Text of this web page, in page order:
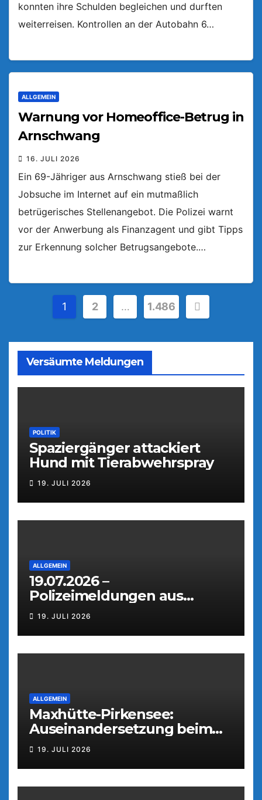
konnten ihre Schulden begleichen und durften
weiterreisen. Kontrollen an der Autobahn 6…
ALLGEMEIN
Warnung vor Homeoffice-Betrug in
Arnschwang
16. JULI 2026
Ein 69-Jähriger aus Arnschwang stieß bei der
Jobsuche im Internet auf ein mutmaßlich
betrügerisches Stellenangebot. Die Polizei warnt
vor der Anwerbung als Finanzagent und gibt Tipps
zur Erkennung solcher Betrugsangebote.…
Seitennummerierung
Beiträge
1 2 … 1.486
Versäumte Meldungen
POLITIK
Spaziergänger attackiert
Hund mit Tierabwehrspray
19. JULI 2026
ALLGEMEIN
19.07.2026 –
Polizeimeldungen aus
Weiden
19. JULI 2026
ALLGEMEIN
Maxhütte-Pirkensee:
Auseinandersetzung beim
Parkfest
19. JULI 2026